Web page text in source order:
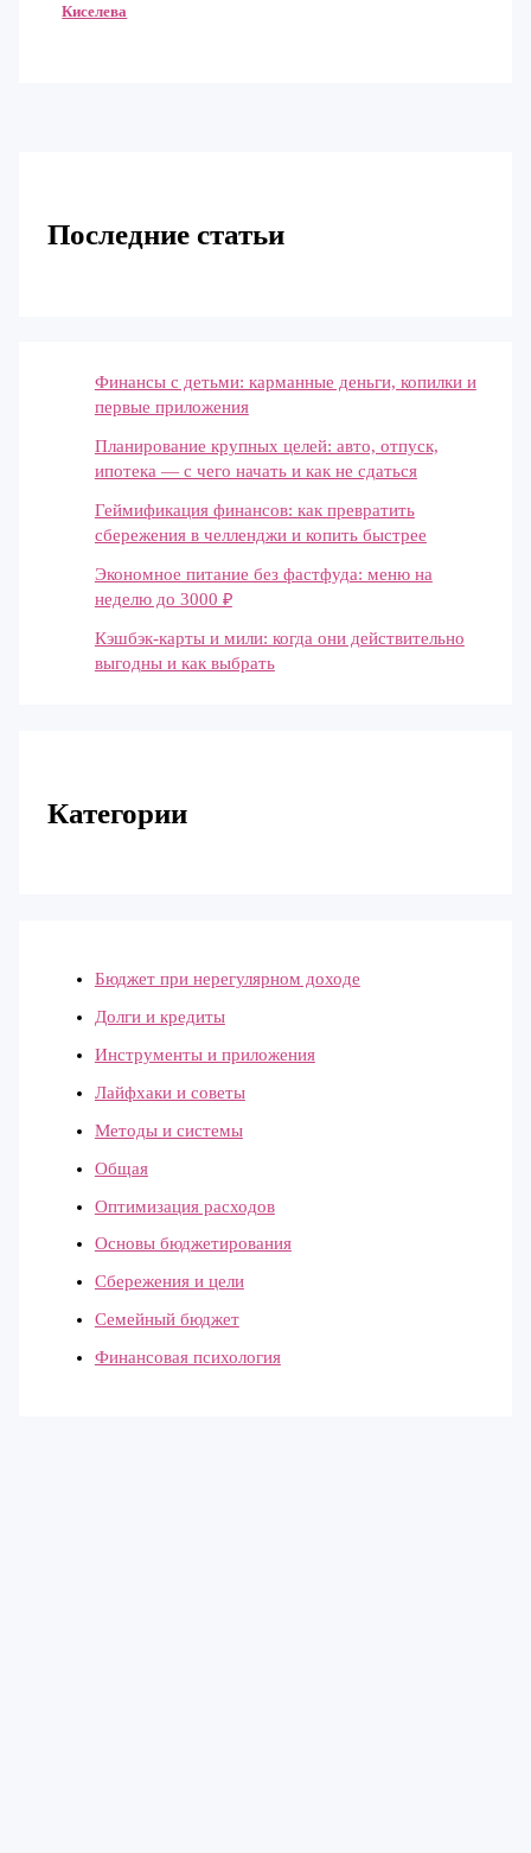
Киселева
Последние статьи
Финансы с детьми: карманные деньги, копилки и
первые приложения
Планирование крупных целей: авто, отпуск,
ипотека — с чего начать и как не сдаться
Геймификация финансов: как превратить
сбережения в челленджи и копить быстрее
Экономное питание без фастфуда: меню на
неделю до 3000 ₽
Кэшбэк-карты и мили: когда они действительно
выгодны и как выбрать
Категории
Бюджет при нерегулярном доходе
Долги и кредиты
Инструменты и приложения
Лайфхаки и советы
Методы и системы
Общая
Оптимизация расходов
Основы бюджетирования
Сбережения и цели
Семейный бюджет
Финансовая психология